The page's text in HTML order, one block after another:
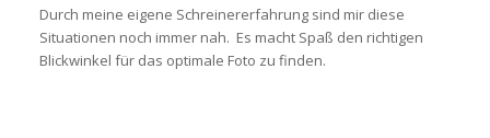
Durch meine eigene Schreinererfahrung sind mir diese
Situationen noch immer nah. Es macht Spaß den richtigen
Blickwinkel für das optimale Foto zu finden.